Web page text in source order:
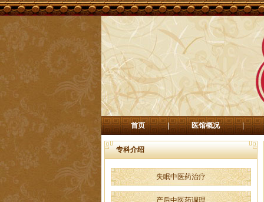
首页 | 医馆概况 |
专科介绍
失眠中医药治疗
产后中医药调理